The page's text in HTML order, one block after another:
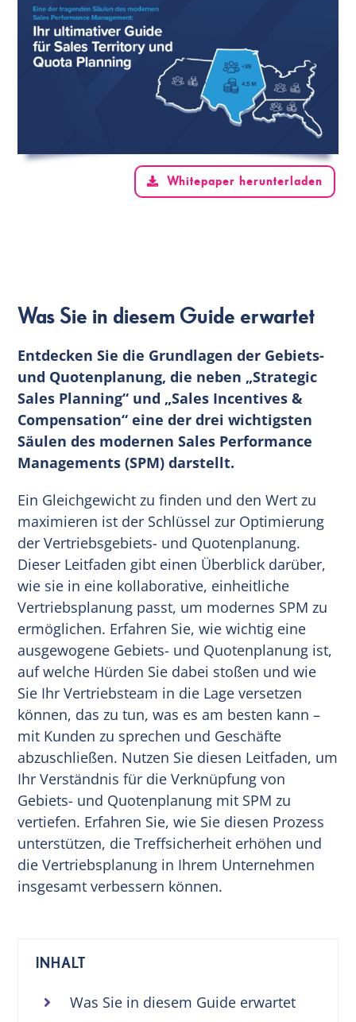
Whitepaper herunterladen
Was Sie in diesem Guide erwartet
Entdecken Sie die Grundlagen der Gebiets-
und Quotenplanung, die neben „Strategic
Sales Planning“ und „Sales Incentives &
Compensation“ eine der drei wichtigsten
Säulen des modernen Sales Performance
Managements (SPM) darstellt.
Ein Gleichgewicht zu finden und den Wert zu
maximieren ist der Schlüssel zur Optimierung
der Vertriebsgebiets- und Quotenplanung.
Dieser Leitfaden gibt einen Überblick darüber,
wie sie in eine kollaborative, einheitliche
Vertriebsplanung passt, um modernes SPM zu
ermöglichen. Erfahren Sie, wie wichtig eine
ausgewogene Gebiets- und Quotenplanung ist,
auf welche Hürden Sie dabei stoßen und wie
Sie Ihr Vertriebsteam in die Lage versetzen
können, das zu tun, was es am besten kann –
mit Kunden zu sprechen und Geschäfte
abzuschließen. Nutzen Sie diesen Leitfaden, um
Ihr Verständnis für die Verknüpfung von
Gebiets- und Quotenplanung mit SPM zu
vertiefen. Erfahren Sie, wie Sie diesen Prozess
unterstützen, die Treffsicherheit erhöhen und
die Vertriebsplanung in Ihrem Unternehmen
insgesamt verbessern können.
INHALT
Was Sie in diesem Guide erwartet